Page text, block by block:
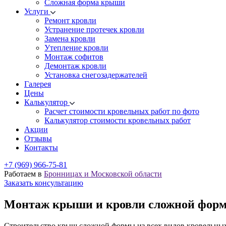
Cложная форма крыши
Услуги
Ремонт кровли
Устранение протечек кровли
Замена кровли
Утепление кровли
Монтаж софитов
Демонтаж кровли
Установка снегозадержателей
Галерея
Цены
Калькулятор
Расчет стоимости кровельных работ по фото
Калькулятор стоимости кровельных работ
Акции
Отзывы
Контакты
+7 (969) 966-75-81
Работаем в Бронницах и Московской области
Заказать консультацию
Монтаж крыши и кровли сложной